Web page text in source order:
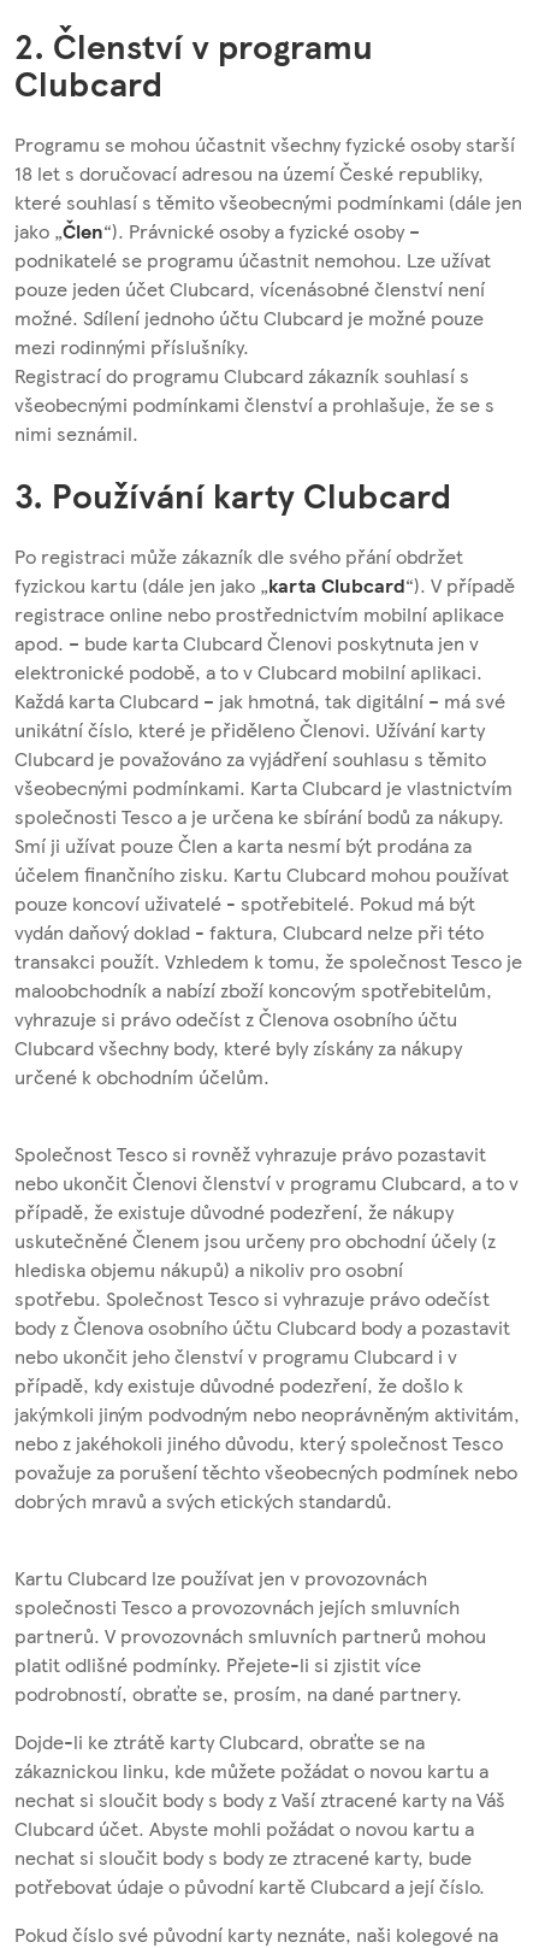
2. Členství v programu
Clubcard
Programu se mohou účastnit všechny fyzické osoby starší
18 let s doručovací adresou na území České republiky,
které souhlasí s těmito všeobecnými podmínkami (dále jen
jako „Člen“). Právnické osoby a fyzické osoby –
podnikatelé se programu účastnit nemohou. Lze užívat
pouze jeden účet Clubcard, vícenásobné členství není
možné. Sdílení jednoho účtu Clubcard je možné pouze
mezi rodinnými příslušníky.
Registrací do programu Clubcard zákazník souhlasí s
všeobecnými podmínkami členství a prohlašuje, že se s
nimi seznámil.
3. Používání karty Clubcard
Po registraci může zákazník dle svého přání obdržet
fyzickou kartu (dále jen jako „karta Clubcard“). V případě
registrace online nebo prostřednictvím mobilní aplikace
apod. – bude karta Clubcard Členovi poskytnuta jen v
elektronické podobě, a to v Clubcard mobilní aplikaci.
Každá karta Clubcard – jak hmotná, tak digitální – má své
unikátní číslo, které je přiděleno Členovi. Užívání karty
Clubcard je považováno za vyjádření souhlasu s těmito
všeobecnými podmínkami. Karta Clubcard je vlastnictvím
společnosti Tesco a je určena ke sbírání bodů za nákupy.
Smí ji užívat pouze Člen a karta nesmí být prodána za
účelem finančního zisku. Kartu Clubcard mohou používat
pouze koncoví uživatelé - spotřebitelé. Pokud má být
vydán daňový doklad - faktura, Clubcard nelze při této
transakci použít. Vzhledem k tomu, že společnost Tesco je
maloobchodník a nabízí zboží koncovým spotřebitelům,
vyhrazuje si právo odečíst z Členova osobního účtu
Clubcard všechny body, které byly získány za nákupy
určené k obchodním účelům.
Společnost Tesco si rovněž vyhrazuje právo pozastavit
nebo ukončit Členovi členství v programu Clubcard, a to v
případě, že existuje důvodné podezření, že nákupy
uskutečněné Členem jsou určeny pro obchodní účely (z
hlediska objemu nákupů) a nikoliv pro osobní
spotřebu. Společnost Tesco si vyhrazuje právo odečíst
body z Členova osobního účtu Clubcard body a pozastavit
nebo ukončit jeho členství v programu Clubcard i v
případě, kdy existuje důvodné podezření, že došlo k
jakýmkoli jiným podvodným nebo neoprávněným aktivitám,
nebo z jakéhokoli jiného důvodu, který společnost Tesco
považuje za porušení těchto všeobecných podmínek nebo
dobrých mravů a svých etických standardů.
Kartu Clubcard lze používat jen v provozovnách
společnosti Tesco a provozovnách jejích smluvních
partnerů. V provozovnách smluvních partnerů mohou
platit odlišné podmínky. Přejete-li si zjistit více
podrobností, obraťte se, prosím, na dané partnery.
Dojde-li ke ztrátě karty Clubcard, obraťte se na
zákaznickou linku, kde můžete požádat o novou kartu a
nechat si sloučit body s body z Vaší ztracené karty na Váš
Clubcard účet. Abyste mohli požádat o novou kartu a
nechat si sloučit body s body ze ztracené karty, bude
potřebovat údaje o původní kartě Clubcard a její číslo.
Pokud číslo své původní karty neznáte, naši kolegové na